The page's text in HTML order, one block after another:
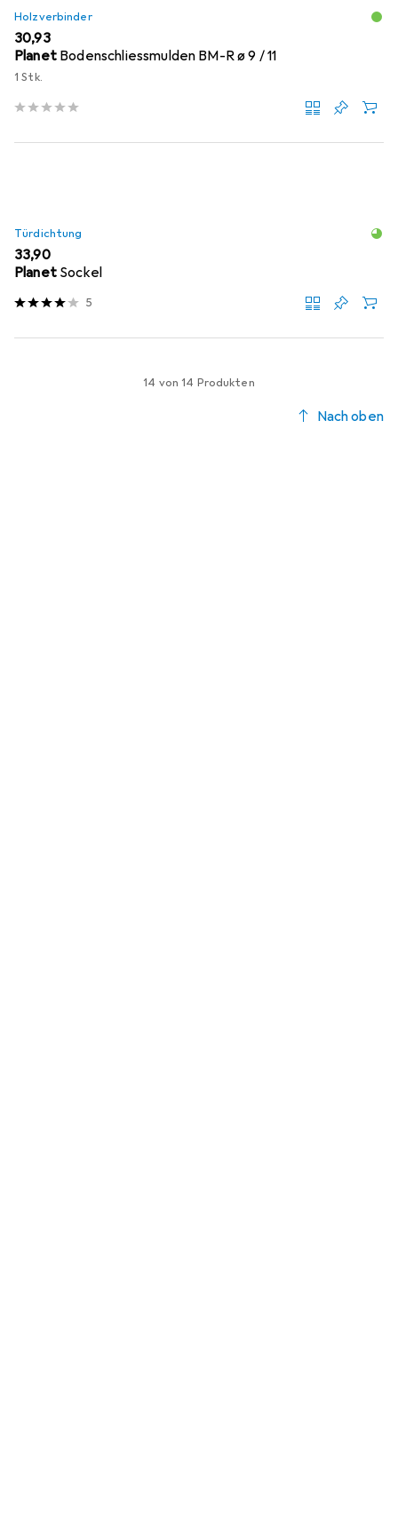
Holzverbinder
EUR
30,93
Planet Bodenschliessmulden BM-R ø 9 / 11
1 Stk.
Türdichtung
EUR
33,90
Planet Sockel
5
14 von 14 Produkten
Nach oben